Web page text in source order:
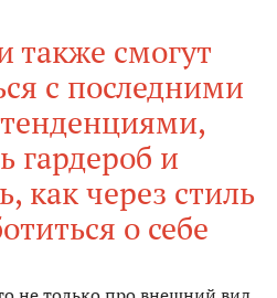
также смогут
с последними
гардероб и
как через стиль
о себе